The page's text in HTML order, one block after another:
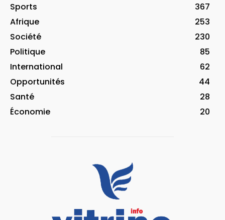
Sports
367
Afrique
253
Société
230
Politique
85
International
62
Opportunités
44
Santé
28
Économie
20